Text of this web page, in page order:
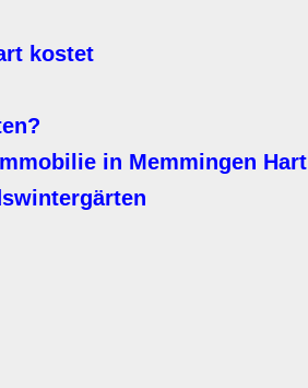
kostet
in Memmingen Hart